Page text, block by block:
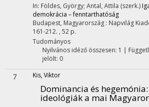
In: Földes, György; Antal, Attila (szerk.)
demokrácia – fenntarthatóság
Budapest, Magyarország : Napvilág
161-212. , 52 p.
Tudományos
Nyilvános idéző összesen: 1 |
jelölt: 0
7 Kis, Viktor
Dominancia és
ideológiák a mai